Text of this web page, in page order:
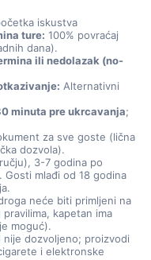
iskustva
ture: 100% povraćaj
dana).
ili nedolazak (no-
Alternativni
minuta pre ukrcavanja;
za sve goste (lična
dozvola).
3-7 godina po
mlađi od 18 godina
neće biti primljeni na
kapetan ima
moguć).
dozvoljeno; proizvodi
i elektronske